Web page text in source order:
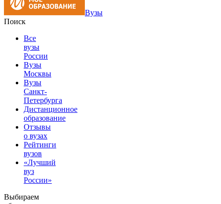
Вузы
Поиск
Все
вузы
России
Вузы
Москвы
Вузы
Санкт-
Петербурга
Дистанционное
образование
Отзывы
о вузах
Рейтинги
вузов
«Лучший
вуз
России»
Выбираем